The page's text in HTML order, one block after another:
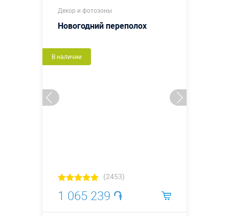
Декор и фотозоны
Новогодний переполох
В наличии
(2453)
1 065 239 ֏